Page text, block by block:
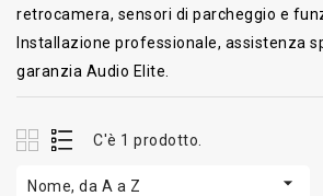
retrocamera, sensori di parcheggio e
Installazione professionale, assistenza
garanzia Audio Elite.
C'è 1 prodotto.
Nome, da A a Z 